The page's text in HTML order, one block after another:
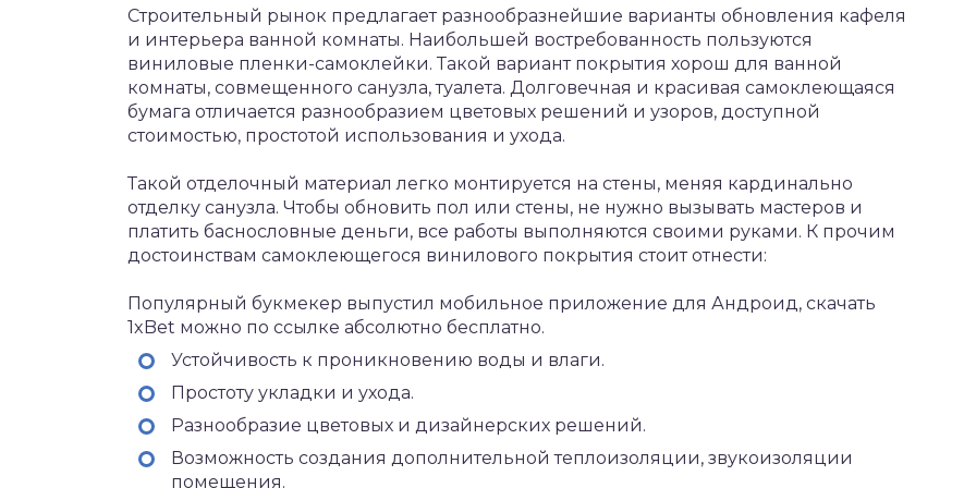
Строительный рынок предлагает разнообразнейшие варианты обновления кафеля
и интерьера ванной комнаты. Наибольшей востребованность пользуются
виниловые пленки-самоклейки. Такой вариант покрытия хорош для ванной
комнаты, совмещенного санузла, туалета. Долговечная и красивая самоклеющаяся
бумага отличается разнообразием цветовых решений и узоров, доступной
стоимостью, простотой использования и ухода.
Такой отделочный материал легко монтируется на стены, меняя кардинально
отделку санузла. Чтобы обновить пол или стены, не нужно вызывать мастеров и
платить баснословные деньги, все работы выполняются своими руками. К прочим
достоинствам самоклеющегося винилового покрытия стоит отнести:
Популярный букмекер выпустил мобильное приложение для Андроид, скачать
1xBet можно по ссылке абсолютно бесплатно.
Устойчивость к проникновению воды и влаги.
Простоту укладки и ухода.
Разнообразие цветовых и дизайнерских решений.
Возможность создания дополнительной теплоизоляции, звукоизоляции
помещения.